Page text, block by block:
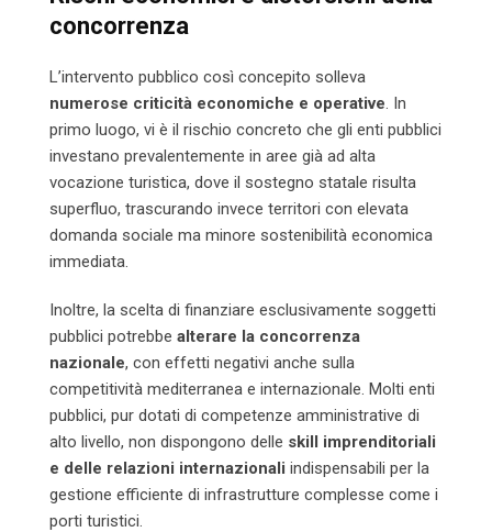
concorrenza
L’intervento pubblico così concepito solleva
numerose criticità economiche e operative. In
primo luogo, vi è il rischio concreto che gli enti pubblici
investano prevalentemente in aree già ad alta
vocazione turistica, dove il sostegno statale risulta
superfluo, trascurando invece territori con elevata
domanda sociale ma minore sostenibilità economica
immediata.
Inoltre, la scelta di finanziare esclusivamente soggetti
pubblici potrebbe alterare la concorrenza
nazionale, con effetti negativi anche sulla
competitività mediterranea e internazionale. Molti enti
pubblici, pur dotati di competenze amministrative di
alto livello, non dispongono delle skill imprenditoriali
e delle relazioni internazionali indispensabili per la
gestione efficiente di infrastrutture complesse come i
porti turistici.